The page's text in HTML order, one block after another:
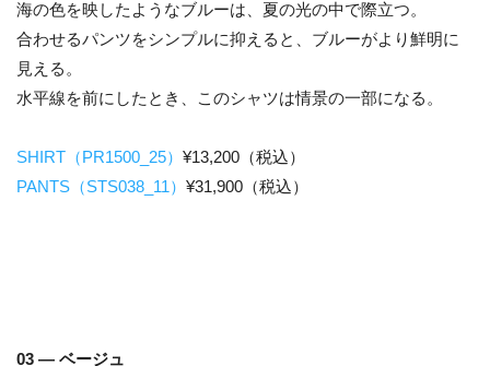
海の色を映したようなブルーは、夏の光の中で際立つ。
合わせるパンツをシンプルに抑えると、ブルーがより鮮明に
見える。
水平線を前にしたとき、このシャツは情景の一部になる。
SHIRT（PR1500_25） ¥13,200（税込）
PANTS（STS038_11） ¥31,900（税込）
03 — ベージュ